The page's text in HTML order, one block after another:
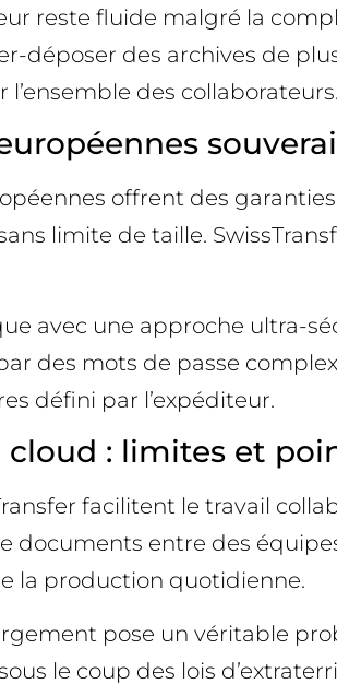
reste fluide malgré la
déposer des archives de
l’ensemble des collaborateurs.
offrent des
limite de taille.
avec une approche ultra-
des mots de passe
défini par l’expéditeur.
: limites et
facilitent le travail
documents entre des
la production quotidienne.
pose un véritable
le coup des lois